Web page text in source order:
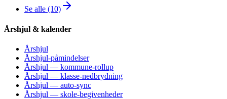
Se alle (10)
Årshjul & kalender
Årshjul
Årshjul-påmindelser
Årshjul — kommune-rollup
Årshjul — klasse-nedbrydning
Årshjul — auto-sync
Årshjul — skole-begivenheder